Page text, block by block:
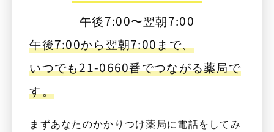
午後7:00〜翌朝7:00
午後7:00から翌朝7:00まで、
いつでも21-0660番でつながる薬局で
す。
まずあなたのかかりつけ薬局に電話をしてみ